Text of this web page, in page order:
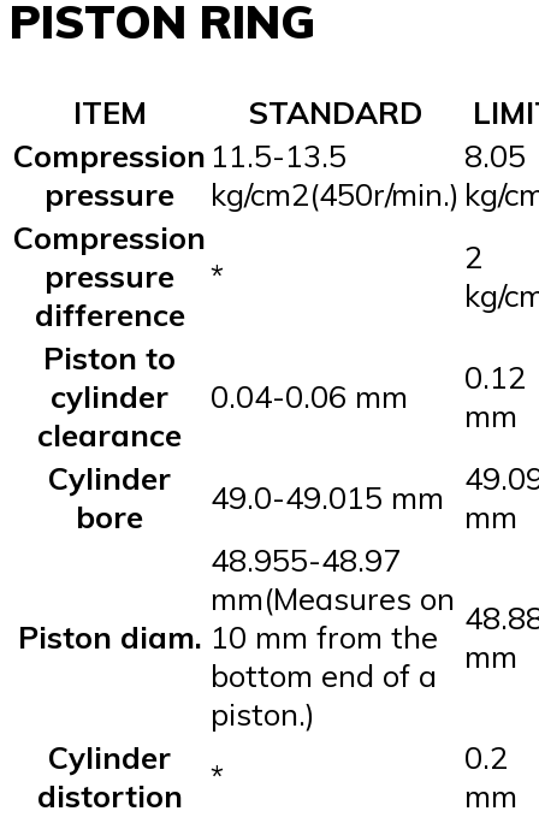
PISTON RING
ITEM STANDARD
Compression
pressure
11.5-13.5
kg/cm2(450r/min.)
8.05
kg/
Compression
pressure
difference
*
2
kg/
Piston to
cylinder
clearance
0.04-0.06 mm
0.12
mm
Cylinder
bore
49.0-49.015 mm mm
Piston diam.
48.955-48.97
mm(Measures on
10 mm from the
bottom end of a
piston.)
mm
Cylinder
distortion
*
0.2
mm